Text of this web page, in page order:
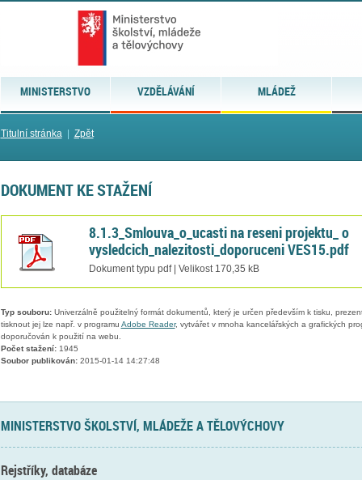
MINISTERSTVO VZDĚLÁVÁNÍ MLÁDEŽ
Titulní stránka| Zpět
DOKUMENT KE STAŽENÍ
8.1.3_Smlouva_o_ucasti na reseni projektu_ o
vysledcich_nalezitosti_doporuceni VES15.pdf
Dokument typu pdf | Velikost 170,35 kB
Typ souboru:Univerzálně použitelný formát dokumentů, který je určen především k tisku,
tisknout jej lze např. v programu Adobe Reader, vytvářet v mnoha kancelářských a grafických
doporučován k použití na webu.
Počet stažení:1945
Soubor publikován:2015-01-14 14:27:48
MINISTERSTVO ŠKOLSTVÍ, MLÁDEŽE A TĚLOVÝCHOVY
Rejstříky, databáze